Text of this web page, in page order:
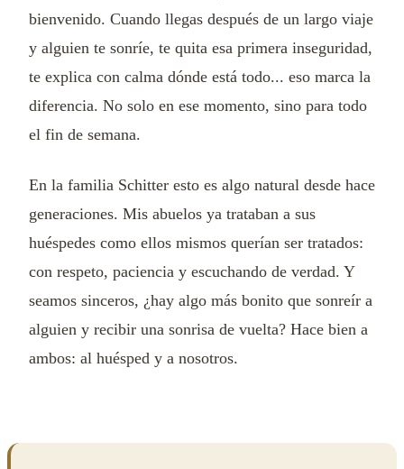
bienvenido. Cuando llegas después de un largo viaje
y alguien te sonríe, te quita esa primera inseguridad,
te explica con calma dónde está todo... eso marca la
diferencia. No solo en ese momento, sino para todo
el fin de semana.
En la familia Schitter esto es algo natural desde hace
generaciones. Mis abuelos ya trataban a sus
huéspedes como ellos mismos querían ser tratados:
con respeto, paciencia y escuchando de verdad. Y
seamos sinceros, ¿hay algo más bonito que sonreír a
alguien y recibir una sonrisa de vuelta? Hace bien a
ambos: al huésped y a nosotros.